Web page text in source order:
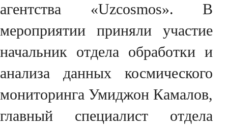
агентства «Uzcosmos». В
мероприятии приняли участие
начальник отдела обработки и
анализа данных космического
мониторинга Умиджон Камалов,
главный специалист отдела